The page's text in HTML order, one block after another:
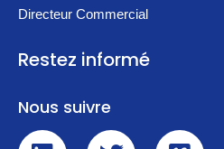
Directeur Commercial
Restez informé
Nous suivre